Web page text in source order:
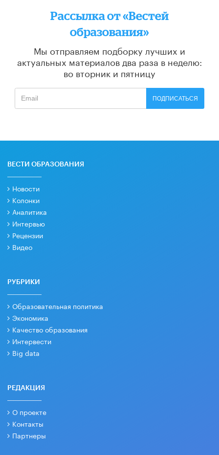
Рассылка от «Вестей
образования»
Мы отправляем подборку лучших и
актуальных материалов два раза в неделю:
во вторник и пятницу
ПОДПИСАТЬСЯ
ВЕСТИ ОБРАЗОВАНИЯ
Новости
Колонки
Аналитика
Интервью
Рецензии
Видео
РУБРИКИ
Образовательная политика
Экономика
Качество образования
Интервести
Big data
РЕДАКЦИЯ
О проекте
Контакты
Партнеры